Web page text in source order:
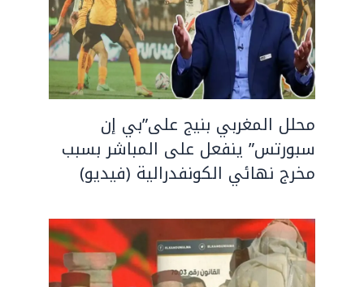
محلل المغربي بنيج على”بي إن
سبورتس” ينفعل على المباشر بسبب
مخرج نهائي الكونفدرالية (فيديو)